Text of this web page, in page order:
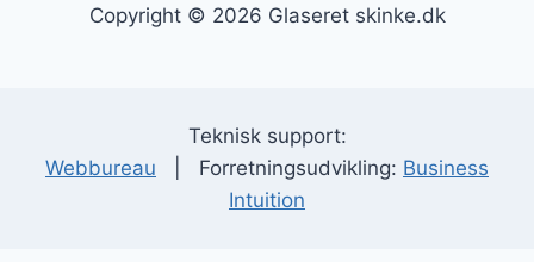
Copyright © 2026 Glaseret skinke.dk
Teknisk support:
Webbureau | Forretningsudvikling: Business
Intuition